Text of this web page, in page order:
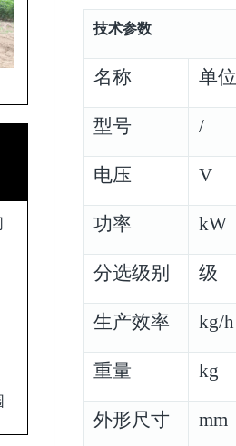
技术参数
名称 单位
型号 /
电压 V
功率 kW
分选级别 级
生产效率 kg/h
重量 kg
外形尺寸 mm